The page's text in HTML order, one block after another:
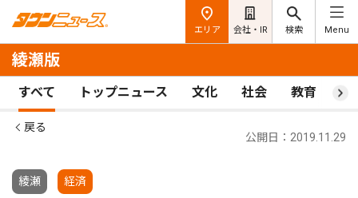
エリア 会社・IR 検索 Menu
綾瀬版
すべて トップニュース 文化 社会 教育 ス
戻る
綾瀬 経済
公開日：2019.11.29